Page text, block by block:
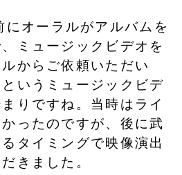
にオーラルがアルバムを
ミュージックビデオを
からご依頼いただい
というミュージックビデ
りですね。当時はライ
ったのですが、後に武
タイミングで映像演出
きました。